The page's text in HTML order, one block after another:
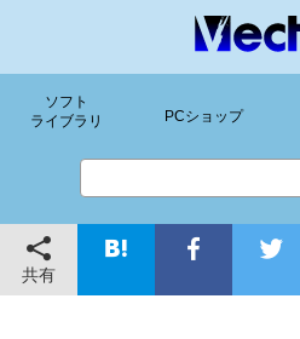
ソフト
ライブラリ
PCショップ
共有